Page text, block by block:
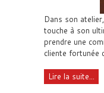
Dans son
touche à son
prendre une
cliente fortunée
Lire la suite...